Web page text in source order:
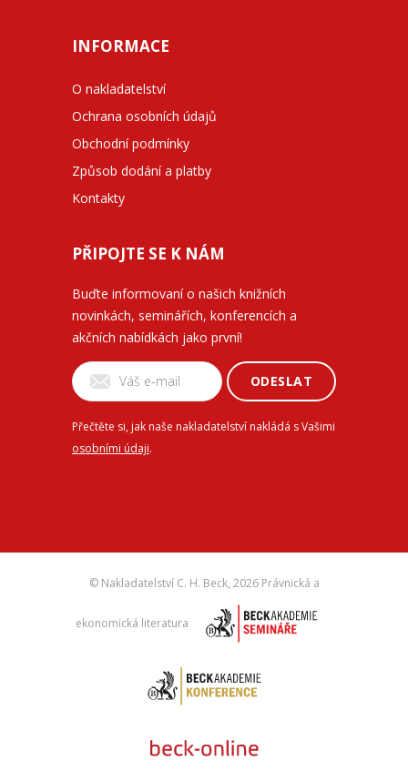
INFORMACE
O nakladatelství
Ochrana osobních údajů
Obchodní podmínky
Způsob dodání a platby
Kontakty
PŘIPOJTE SE K NÁM
Buďte informovaní o našich knižních
novinkách, seminářích, konferencích a
akčních nabídkách jako první!
ODESLAT
Přečtěte si, jak naše nakladatelství nakládá s Vašimi
osobními údaji.
© Nakladatelství C. H. Beck, 2026 Právnická a
ekonomická literatura